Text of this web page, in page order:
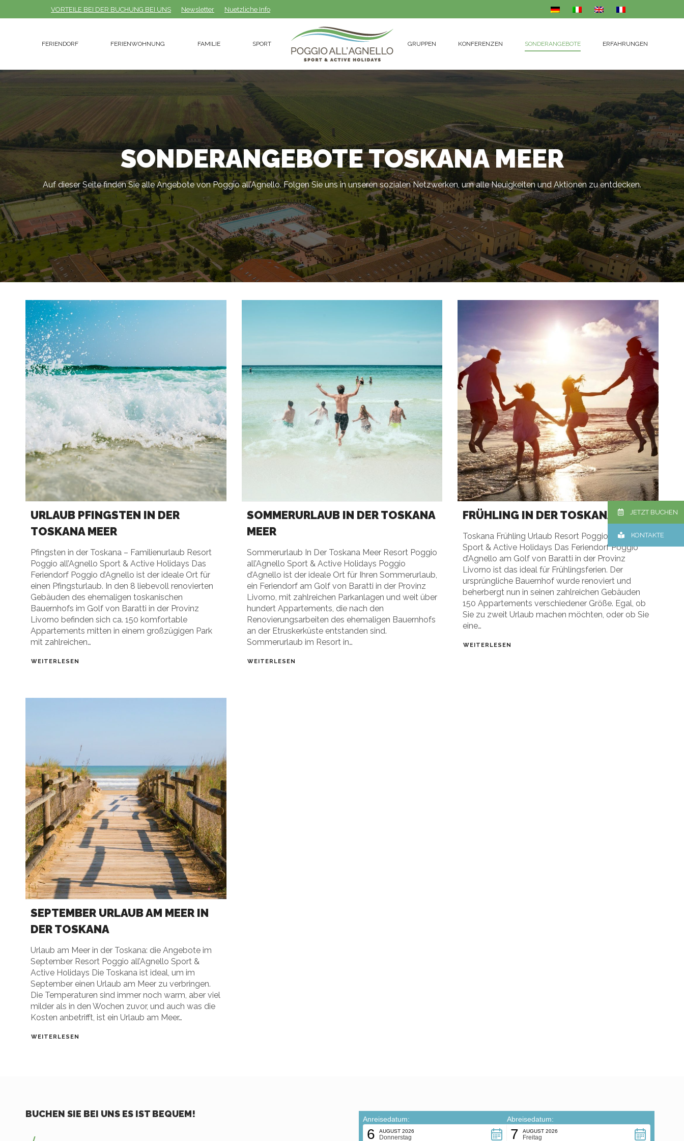
VORTEILE BEI ​​DER BUCHUNG BEI UNS Newsletter Nuetzliche Info
FERIENDORF FERIENWOHNUNG FAMILIE SPORT GRUPPEN KONFERENZEN SONDERANGEBOTE ERFAHRUNGEN
SONDERANGEBOTE TOSKANA MEER
Auf dieser Seite finden Sie alle Angebote von Poggio all’Agnello. Folgen Sie uns in unseren sozialen Netzwerken, um alle Neuigkeiten und Aktionen zu entdecken.
URLAUB PFINGSTEN IN DER
TOSKANA MEER
Pfingsten in der Toskana – Familienurlaub Resort
Poggio all’Agnello Sport & Active Holidays Das
Feriendorf Poggio d’Agnello ist der ideale Ort für
einen Pfingsturlaub. In den 8 liebevoll renovierten
Gebäuden des ehemaligen toskanischen
Bauernhofs im Golf von Baratti in der Provinz
Livorno befinden sich ca. 150 komfortable
Appartements mitten in einem großzügigen Park
mit zahlreichen…
WEITERLESEN
SOMMERURLAUB IN DER TOSKANA
MEER
Sommerurlaub In Der Toskana Meer Resort Poggio
all’Agnello Sport & Active Holidays Poggio
d’Agnello ist der ideale Ort für Ihren Sommerurlaub,
ein Feriendorf am Golf von Baratti in der Provinz
Livorno, mit zahlreichen Parkanlagen und weit über
hundert Appartements, die nach den
Renovierungsarbeiten des ehemaligen Bauernhofs
an der Etruskerküste entstanden sind.
Sommerurlaub im Resort in…
WEITERLESEN
FRÜHLING IN DER TOSKANA MEER
Toskana Frühling Urlaub Resort Poggio all’Agnello
Sport & Active Holidays Das Feriendorf Poggio
d’Agnello am Golf von Baratti in der Provinz
Livorno ist das ideal für Frühlingsferien. Der
ursprüngliche Bauernhof wurde renoviert und
beherbergt nun in seinen zahlreichen Gebäuden
150 Appartements verschiedener Größe. Egal, ob
Sie zu zweit Urlaub machen möchten, oder ob Sie
eine…
WEITERLESEN
SEPTEMBER URLAUB AM MEER IN
DER TOSKANA
Urlaub am Meer in der Toskana: die Angebote im
September Resort Poggio all’Agnello Sport &
Active Holidays Die Toskana ist ideal, um im
September einen Urlaub am Meer zu verbringen.
Die Temperaturen sind immer noch warm, aber viel
milder als in den Wochen zuvor, und auch was die
Kosten anbetrifft, ist ein Urlaub am Meer…
WEITERLESEN
BUCHEN SIE BEI UNS ES IST BEQUEM!
JETZT BUCHEN
KONTAKTE
VORTEILE BEI ​​DER BUCHUNG BEI UNS Newsletter Nuetzliche Info